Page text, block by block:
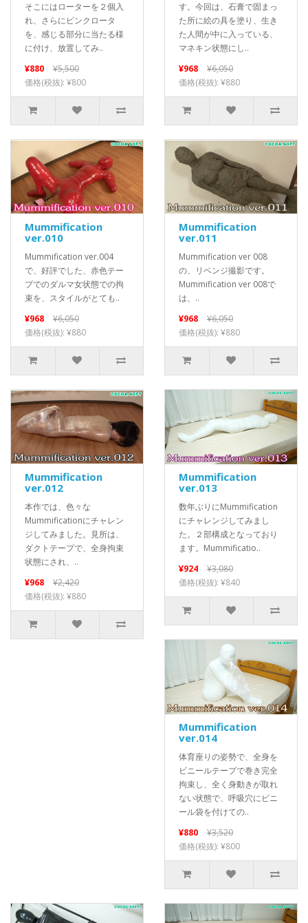
そこにはローターを２個入
れ、さらにピンクロータ
を、感じる部分に当たる様
に付け、放置してみ..
¥880
¥5,500
価格(税抜): ¥800
す。今回は、石膏で固まっ
た所に絵の具を塗り、生き
た人間が中に入っている、
マネキン状態にし..
¥968
¥6,050
価格(税抜): ¥880
Mummification
ver.010
Mummification ver.004
で、好評でした、赤色テー
プでのダルマ女状態での拘
束を、スタイルがとても..
¥968
¥6,050
価格(税抜): ¥880
Mummification
ver.011
Mummification ver 008
の、リベンジ撮影です。
Mummification ver 008で
は、..
¥968
¥6,050
価格(税抜): ¥880
Mummification
ver.012
本作では、色々な
Mummificationにチャレン
ジしてみました。見所は、
ダクトテープで、全身拘束
状態にされ、..
¥968
¥2,420
価格(税抜): ¥880
Mummification
ver.013
数年ぶりにMummification
にチャレンジしてみまし
た。２部構成となっており
ます。Mummificatio..
¥924
¥3,080
価格(税抜): ¥840
Mummification
ver.014
体育座りの姿勢で、全身を
ビニールテープで巻き完全
拘束し、全く身動きが取れ
ない状態で、呼吸穴にビニ
ール袋を付けての..
¥880
¥3,520
価格(税抜): ¥800